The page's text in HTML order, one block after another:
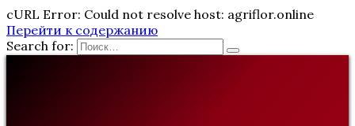
cURL Error: Could not resolve host: agriflor.online
Перейти к содержанию
Search for: